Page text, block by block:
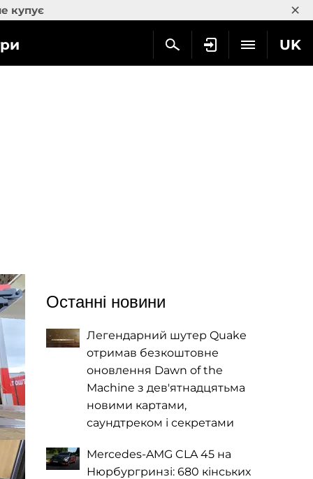
купує ×
UK
Останні новини
Легендарний шутер Quake
отримав безкоштовне
оновлення Dawn of the
Machine з дев'ятнадцятьма
новими картами,
саундтреком і секретами
Mercedes-AMG CLA 45 на
Нюрбургринзі: 680 кінських